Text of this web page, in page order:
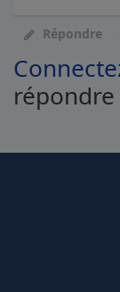
Répondre
répondre